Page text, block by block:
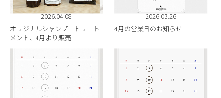
2026.04.08
オリジナルシャンプートリート
メント、4月より販売!
2026.03.26
4月の営業日のお知らせ